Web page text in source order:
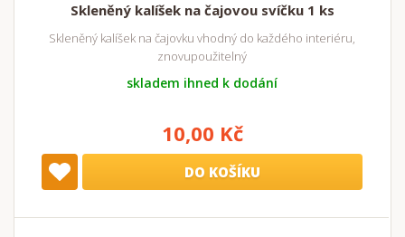
Skleněný kalíšek na čajovou svíčku 1 ks
Skleněný kalíšek na čajovku vhodný do každého interiéru,
znovupoužitelný
skladem ihned k dodání
10,00 Kč
DO KOŠÍKU